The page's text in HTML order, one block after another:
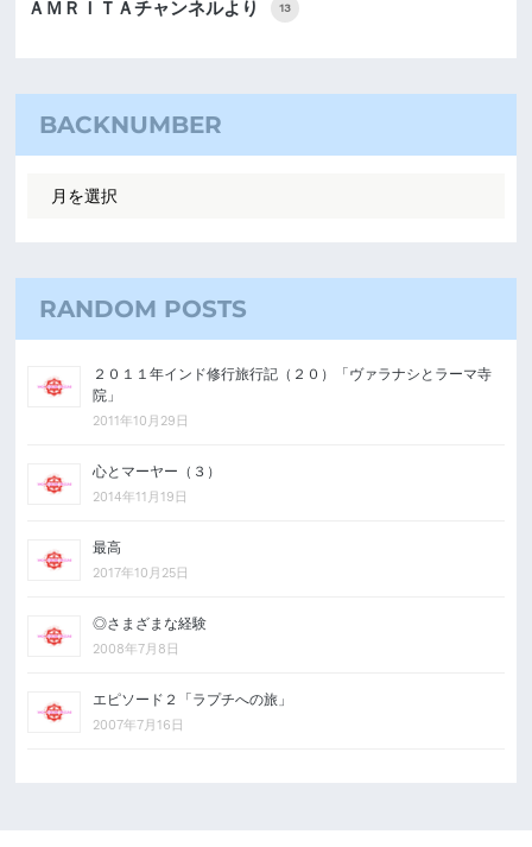
ＡＭＲＩＴＡチャンネルより 13
BACKNUMBER
RANDOM POSTS
２０１１年インド修行旅行記（２０）「ヴァラナシとラーマ寺
院」
2011年10月29日
心とマーヤー（３）
2014年11月19日
最高
2017年10月25日
◎さまざまな経験
2008年7月8日
エピソード２「ラプチへの旅」
2007年7月16日